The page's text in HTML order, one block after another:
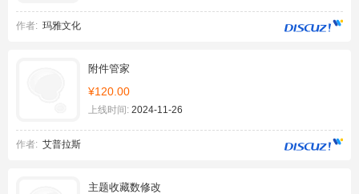
作者: 玛雅文化
附件管家
¥120.00
上线时间: 2024-11-26
作者: 艾普拉斯
主题收藏数修改